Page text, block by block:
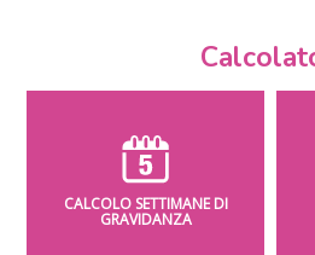
CALCOLO SETTIMANE DI
GRAVIDANZA